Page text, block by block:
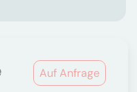
Auf Anfrage